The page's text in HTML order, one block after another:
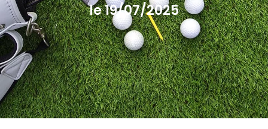
le 19/07/2025